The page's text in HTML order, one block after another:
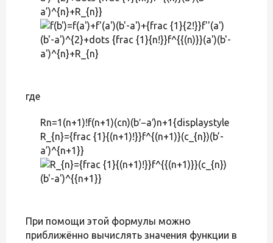
a’)^{n}+R_{n}}
где
Rn=1(n+1)!f(n+1)(cn)(b′−a′)n+1{displaystyle
R_{n}={frac {1}{(n+1)!}}f^{(n+1)}(c_{n})(b’-
a’)^{n+1}}
При помощи этой формулы можно
приближённо вычислять значения функции в